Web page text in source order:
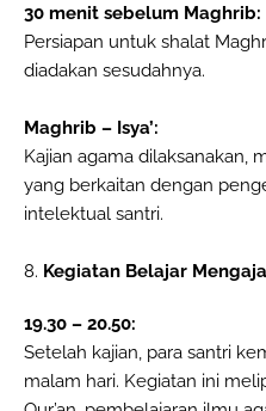
30 menit sebelum Maghrib:
Persiapan untuk shalat
diadakan sesudahnya.
Maghrib – Isya’:
Kajian agama dilaksanakan,
yang berkaitan dengan
intelektual santri.
8. Kegiatan Belajar
19.30 – 20.50:
Setelah kajian, para santri
malam hari. Kegiatan ini